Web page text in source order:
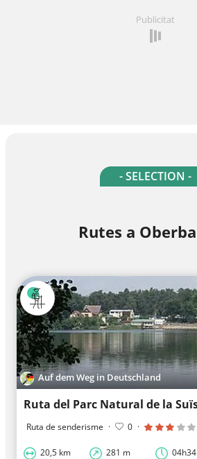
Publicitat
- SELECTION -
Rutes a
Auf dem Weg in Deutschland
Ruta de senderisme · 0 ·
20,5 km 281 m 04h34